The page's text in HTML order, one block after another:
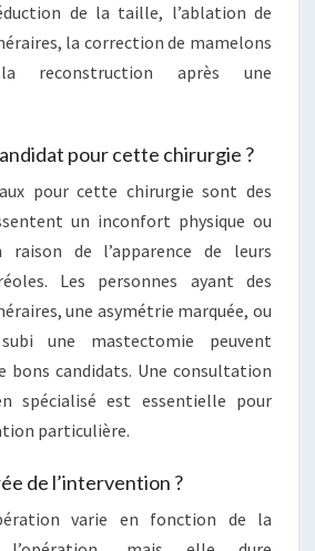
de la taille, l’ablation de
la correction de mamelons
reconstruction après une
pour cette chirurgie ?
pour cette chirurgie sont des
un inconfort physique ou
raison de l’apparence de leurs
Les personnes ayant des
une asymétrie marquée, ou
une mastectomie peuvent
bons candidats. Une consultation
spécialisé est essentielle pour
particulière.
de l’intervention ?
varie en fonction de la